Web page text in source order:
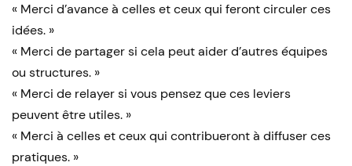
« Merci d’avance à celles et ceux qui feront circuler ces
idées. »
« Merci de partager si cela peut aider d’autres équipes
ou structures. »
« Merci de relayer si vous pensez que ces leviers
peuvent être utiles. »
« Merci à celles et ceux qui contribueront à diffuser ces
pratiques. »